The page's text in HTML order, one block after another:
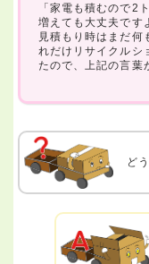
「家電も積むので2
増えても大丈夫です
見積もり時はまだ何
れだけリサイクルシ
たので、上記の言葉
ど